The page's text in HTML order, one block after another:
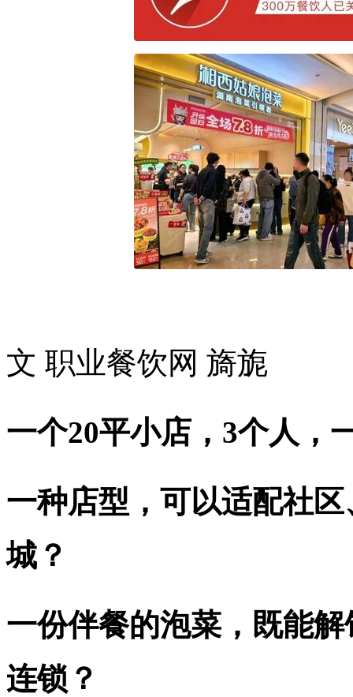
文 职业餐饮网 旖旎
一个20平小店，3个人，
一种店型，可以适配社
城？
一份伴餐的泡菜，既能
连锁？